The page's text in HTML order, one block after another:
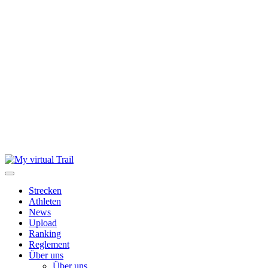
Skip
to
Strecken
Athleten
News
Upload
Ranking
Reglement
Über uns
Über uns